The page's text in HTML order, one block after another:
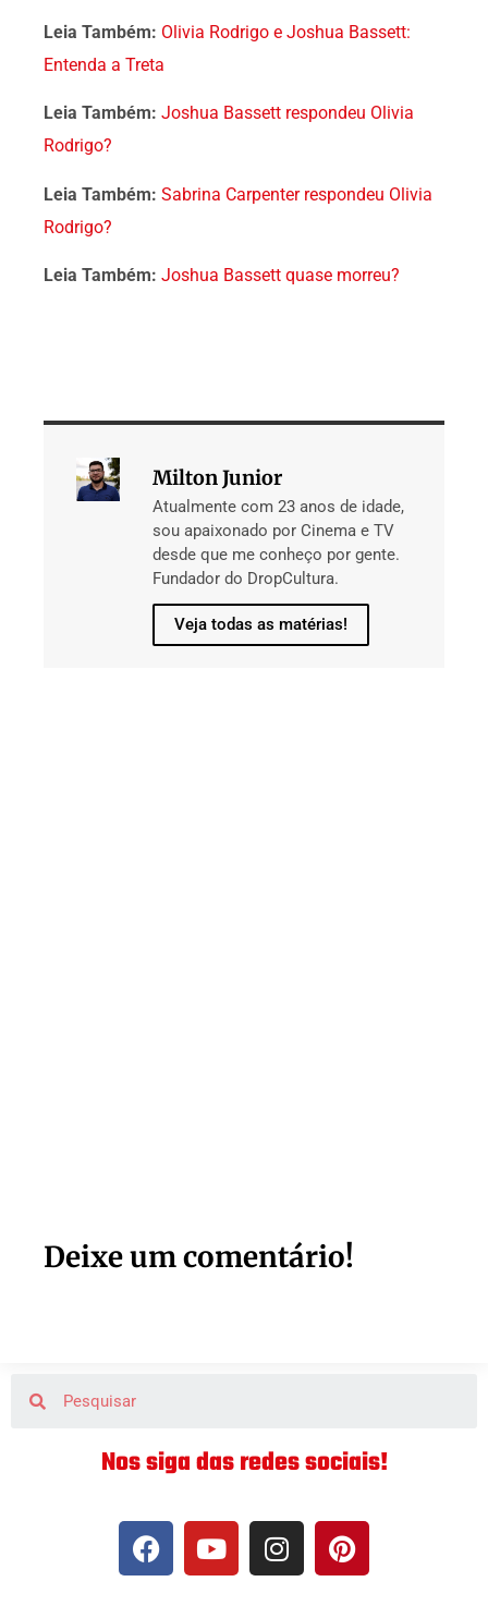
Leia Também: Olivia Rodrigo e Joshua Bassett:
Entenda a Treta
Leia Também: Joshua Bassett respondeu Olivia
Rodrigo?
Leia Também: Sabrina Carpenter respondeu Olivia
Rodrigo?
Leia Também: Joshua Bassett quase morreu?
Milton Junior
Atualmente com 23 anos de idade,
sou apaixonado por Cinema e TV
desde que me conheço por gente.
Fundador do DropCultura.
Veja todas as matérias!
Deixe um comentário!
Nos siga das redes sociais!